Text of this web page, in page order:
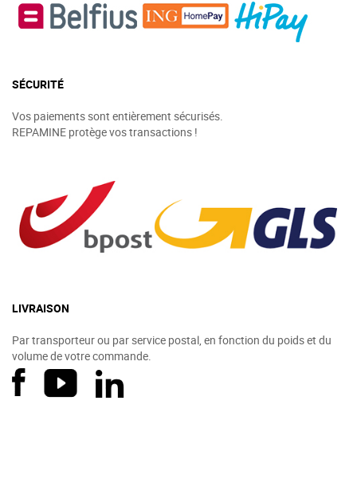
SÉCURITÉ
Vos paiements sont entièrement sécurisés.
REPAMINE protège vos transactions !
LIVRAISON
Par transporteur ou par service postal, en fonction du poids et du
volume de votre commande.